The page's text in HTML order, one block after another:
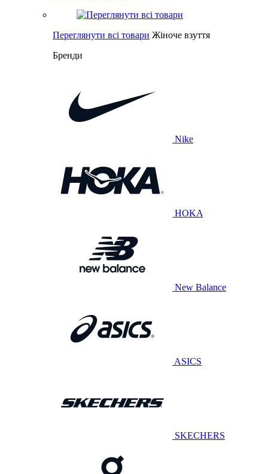
Переглянути всі товари Жіноче взуття
Бренди
Nike
HOKA
New Balance
ASICS
SKECHERS